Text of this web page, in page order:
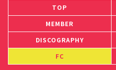
TOP
MEMBER
DISCOGRAPHY
FC